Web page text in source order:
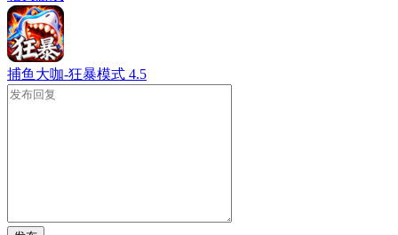
捕鱼大咖-狂暴模式 4.5